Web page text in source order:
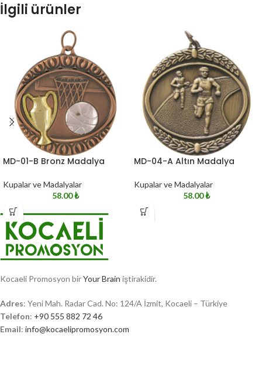
İlgili ürünler
MD-01-B Bronz Madalya
Kupalar ve Madalyalar
58.00₺
MD-04-A Altın Madalya
Kupalar ve Madalyalar
58.00₺
Kocaeli Promosyon birYour Brain iştirakidir.
Adres: Yeni Mah. Radar Cad. No: 124/A İzmit, Kocaeli – Türkiye
Telefon: +90 555 882 72 46
Email: info@kocaelipromosyon.com